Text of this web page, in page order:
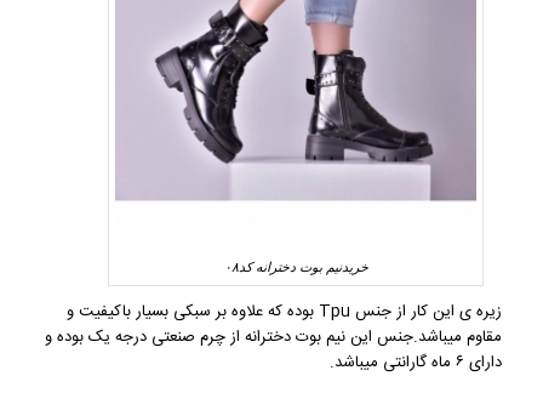
خریدنیم بوت دخترانه کد۰۸
زیره ی این کار از جنس Tpu بوده که علاوه بر سبکی بسیار باکیفیت و
مقاوم میباشد.جنس این نیمبوت دخترانهاز چرم صنعتی درجه یک بوده و
دارای ۶ ماه گارانتی میباشد.